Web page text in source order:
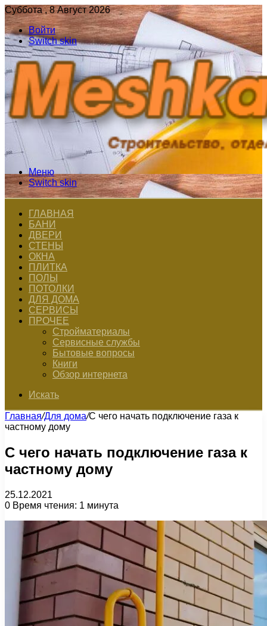
Суббота , 8 Август 2026
Войти
Switch skin
Меню
Switch skin
ГЛАВНАЯ
БАНИ
ДВЕРИ
СТЕНЫ
ОКНА
ПЛИТКА
ПОЛЫ
ПОТОЛКИ
ДЛЯ ДОМА
СЕРВИСЫ
ПРОЧЕЕ
Стройматериалы
Сервисные службы
Бытовые вопросы
Книги
Обзор интернета
Искать
Главная/Для дома/С чего начать подключение газа к
частному дому
С чего начать подключение газа к
частному дому
25.12.2021
0 Время чтения: 1 минута